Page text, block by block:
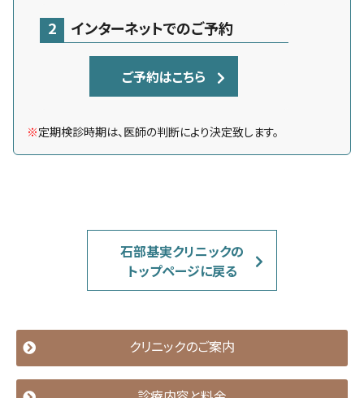
2 インターネットでのご予約
ご予約はこちら
※定期検診時期は、医師の判断により決定致します。
石部基実クリニックの
トップページに戻る
クリニックのご案内